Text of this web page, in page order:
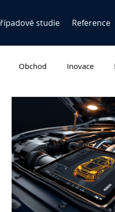
studie Reference
Obchod Inovace